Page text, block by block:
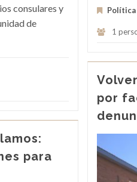
Política
1
consulares y
de
por
para